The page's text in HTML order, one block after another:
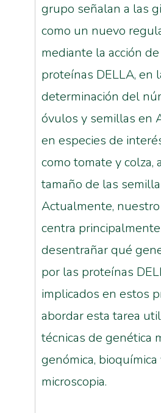
grupo señalan a las
como un nuevo
mediante la acción
proteínas DELLA, en
determinación del
óvulos y semillas en
en especies de
como tomate y colza,
tamaño de las
Actualmente,
centra
desentrañar qué
por las proteínas
implicados en estos
abordar esta tarea
técnicas de genética
genómica, bioquímica
microscopia.